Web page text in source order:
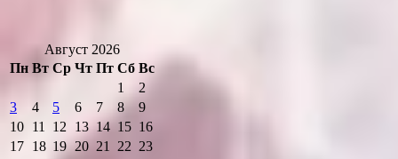
Август 2026
Пн Вт Ср Чт Пт Сб Вс
1
2
3
4 5 6 7 8
9
10 11 12 13 14 15 16
17 18 19 20 21 22 23